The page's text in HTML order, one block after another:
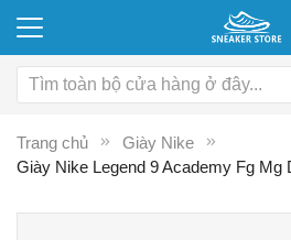
Trang chủ
Giày Nike
Giày Nike Legend 9 Academy Fg Mg